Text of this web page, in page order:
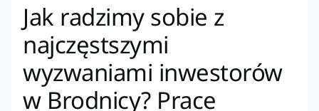
Jak radzimy sobie z
najczęstszymi
wyzwaniami inwestorów
w Brodnicy? Prace